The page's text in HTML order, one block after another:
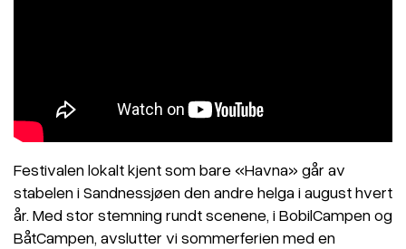
Festivalen lokalt kjent som bare «Havna» går av
stabelen i Sandnessjøen den andre helga i august hvert
år. Med stor stemning rundt scenene, i BobilCampen og
BåtCampen, avslutter vi sommerferien med en